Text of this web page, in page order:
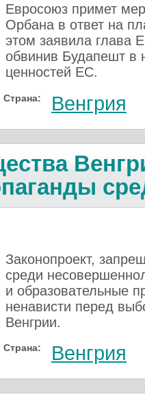
Евросоюз примет
Орбана в ответ на
этом заявила глава
обвинив Будапешт в
ценностей ЕС.
Страна: Венгрия
Законопроект,
среди
и образовательные
ненависти перед
Венгрии.
Страна: Венгрия